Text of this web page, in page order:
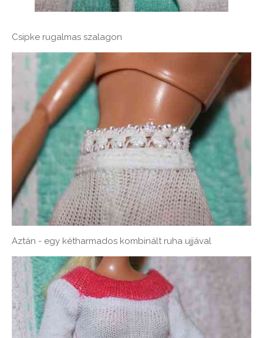
Csipke rugalmas szalagon
Aztán - egy kétharmados kombinált ruha ujjával